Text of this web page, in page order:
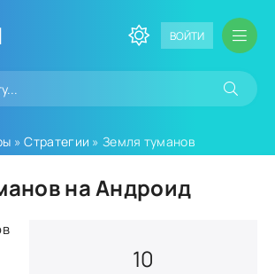
ВОЙТИ
»Стратегии » Земля туманов
на Андроид
10